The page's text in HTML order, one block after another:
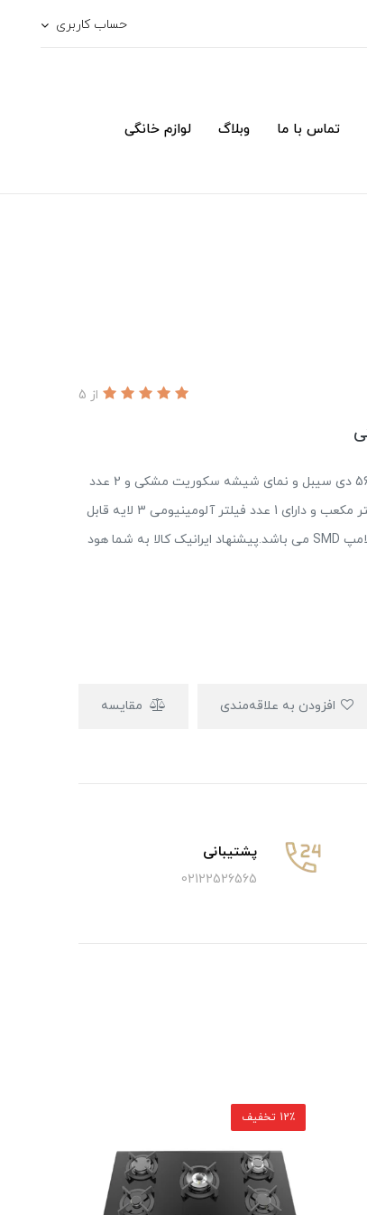
حساب کاربری
تماس با ما وبلاگ لوازم خانگی
از 5
این هود دارای عرض 90 سانتی متر و 56 دی سیبل و نمای شیشه سکوریت مشکی و 2 عدد
جک گازی برای درب و موتور توربو 4 دور و قدرت مکش 750 متر مکعب و دارای 1 عدد فیلتر آلومینیومی 3 لایه قابل
شستشو و کلید لمسی و سنسور دود, بو, حرارت و گاز و 2 عدد لامپ SMD می باشد.پیشنهاد ایرانیک کالا به شما هود
مقایسه
پشتیبانی
02122526565
12٪ تخفیف